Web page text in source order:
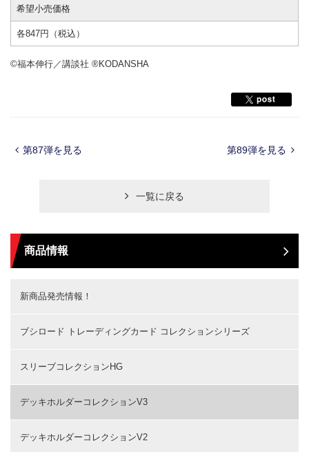
希望小売価格
各847円（税込）
©福本伸行／講談社 ®KODANSHA
第87弾を見る
一覧に戻る
第89弾を見る
商品情報
新商品発売情報！
ブシロード トレーディングカード コレクションシリーズ
スリーブコレクションHG
デッキホルダーコレクションV3
デッキホルダーコレクションV2